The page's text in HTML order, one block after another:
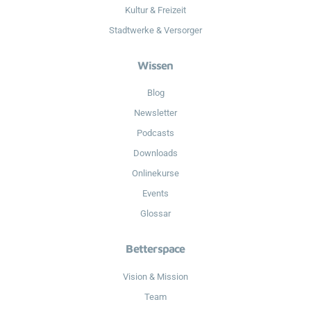
Kultur & Freizeit
Stadtwerke & Versorger
Wissen
Blog
Newsletter
Podcasts
Downloads
Onlinekurse
Events
Glossar
Betterspace
Vision & Mission
Team